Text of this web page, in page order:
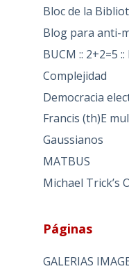
Bloc de la
Blog para anti-
BUCM :: 2+2=5
Complejidad
Democracia
Francis (th)E
Gaussianos
MATBUS
Michael Trick’s
Páginas
GALERIAS